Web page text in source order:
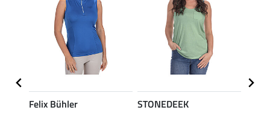
Felix Bühler
STONEDEEK